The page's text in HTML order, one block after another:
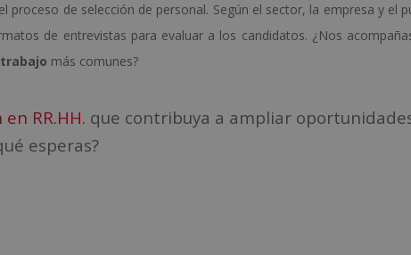
proceso de selección de personal. Según el sector, la empresa y el
de entrevistas para evaluar a los candidatos. ¿Nos
más comunes?
RR.HH. que contribuya a ampliar
esperas?